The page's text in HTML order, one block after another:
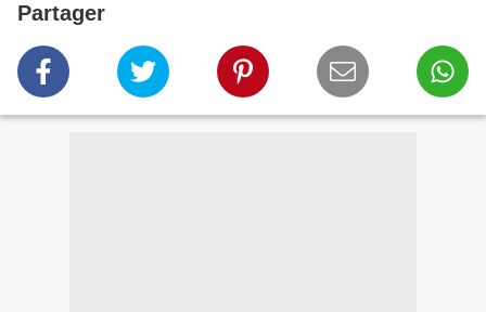
Partager